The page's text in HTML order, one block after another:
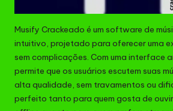
Musify Crackeado é um software de
intuitivo, projetado para oferecer uma
sem complicações. Com uma interface
permite que os usuários escutem suas
alta qualidade, sem travamentos ou
perfeito tanto para quem gosta de